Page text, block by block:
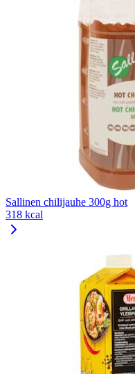
Sallinen chilijauhe 300g hot
318 kcal